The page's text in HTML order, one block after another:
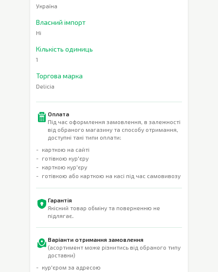
Україна
Власний імпорт
Ні
Кількість одиниць
1
Торгова марка
Delicia
Оплата
Під час оформлення замовлення, в залежності
від обраного магазину та способу отримання,
доступні такі типи оплати:
карткою на сайті
готівкою кур'єру
карткою кур'єру
готівкою або карткою на касі під час самовивозу
Гарантія
Якісний товар обміну та поверненню не
підлягає.
Варіанти отримання замовлення
(асортимент може різнитись від обраного типу
доставки)
кур'єром за адресою